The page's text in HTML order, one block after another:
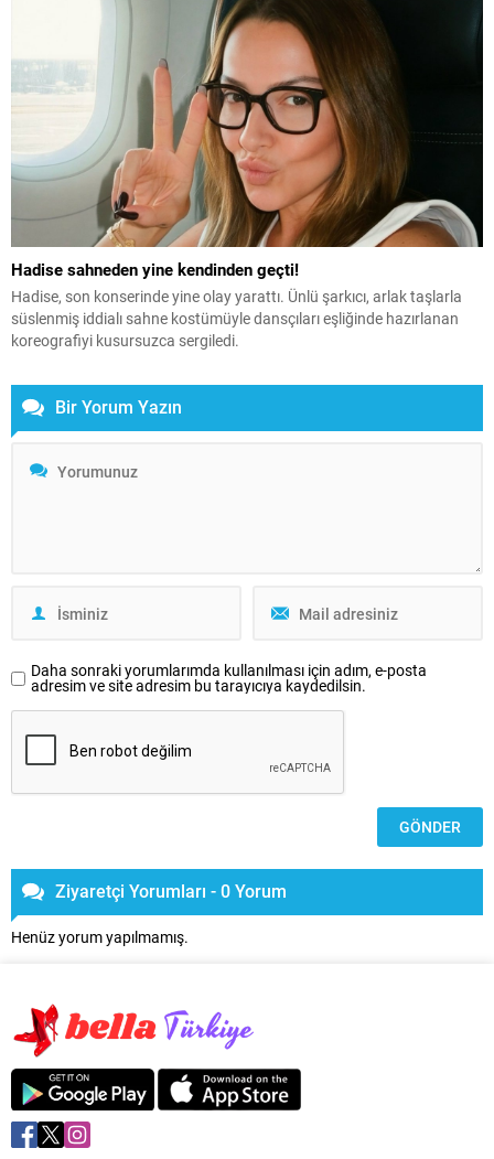
Hadise sahneden yine kendinden geçti!
Hadise, son konserinde yine olay yarattı. Ünlü şarkıcı, arlak taşlarla
süslenmiş iddialı sahne kostümüyle dansçıları eşliğinde hazırlanan
koreografiyi kusursuzca sergiledi.
Bir Yorum Yazın
Daha sonraki yorumlarımda kullanılması için adım, e-posta
adresim ve site adresim bu tarayıcıya kaydedilsin.
Ziyaretçi Yorumları - 0 Yorum
Henüz yorum yapılmamış.